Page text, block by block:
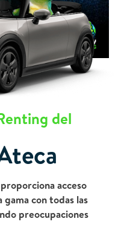
del
acceso
con todas las
preocupaciones